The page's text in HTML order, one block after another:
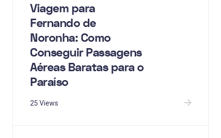
Viagem para
Fernando de
Noronha: Como
Conseguir Passagens
Aéreas Baratas para o
Paraíso
25 Views